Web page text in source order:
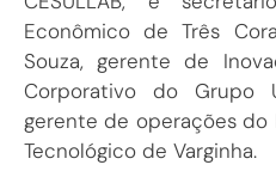
Econômico de Três
Souza, gerente de
Corporativo do Grupo
gerente de operações do
Tecnológico de Varginha.